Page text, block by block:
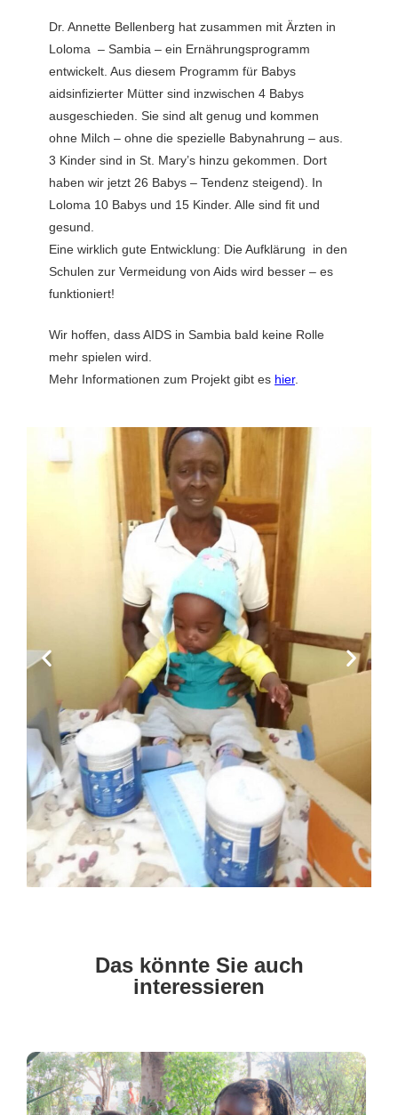
Dr. Annette Bellenberg hat zusammen mit Ärzten in
Loloma – Sambia – ein Ernährungsprogramm
entwickelt. Aus diesem Programm für Babys
aidsinfizierter Mütter sind inzwischen 4 Babys
ausgeschieden. Sie sind alt genug und kommen
ohne Milch – ohne die spezielle Babynahrung – aus.
3 Kinder sind in St. Mary’s hinzu gekommen. Dort
haben wir jetzt 26 Babys – Tendenz steigend). In
Loloma 10 Babys und 15 Kinder. Alle sind fit und
gesund.
Eine wirklich gute Entwicklung: Die Aufklärung in den
Schulen zur Vermeidung von Aids wird besser – es
funktioniert!
Wir hoffen, dass AIDS in Sambia bald keine Rolle
mehr spielen wird.
Mehr Informationen zum Projekt gibt es hier.
Das könnte Sie auch
interessieren